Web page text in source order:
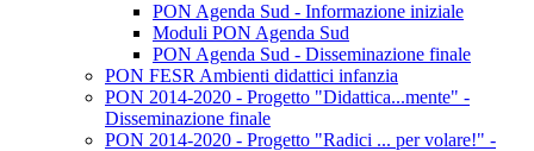
PON Agenda Sud - Informazione iniziale
Moduli PON Agenda Sud
PON Agenda Sud - Disseminazione finale
PON FESR Ambienti didattici infanzia
PON 2014-2020 - Progetto "Didattica...mente" -
Disseminazione finale
PON 2014-2020 - Progetto "Radici ... per volare!" -